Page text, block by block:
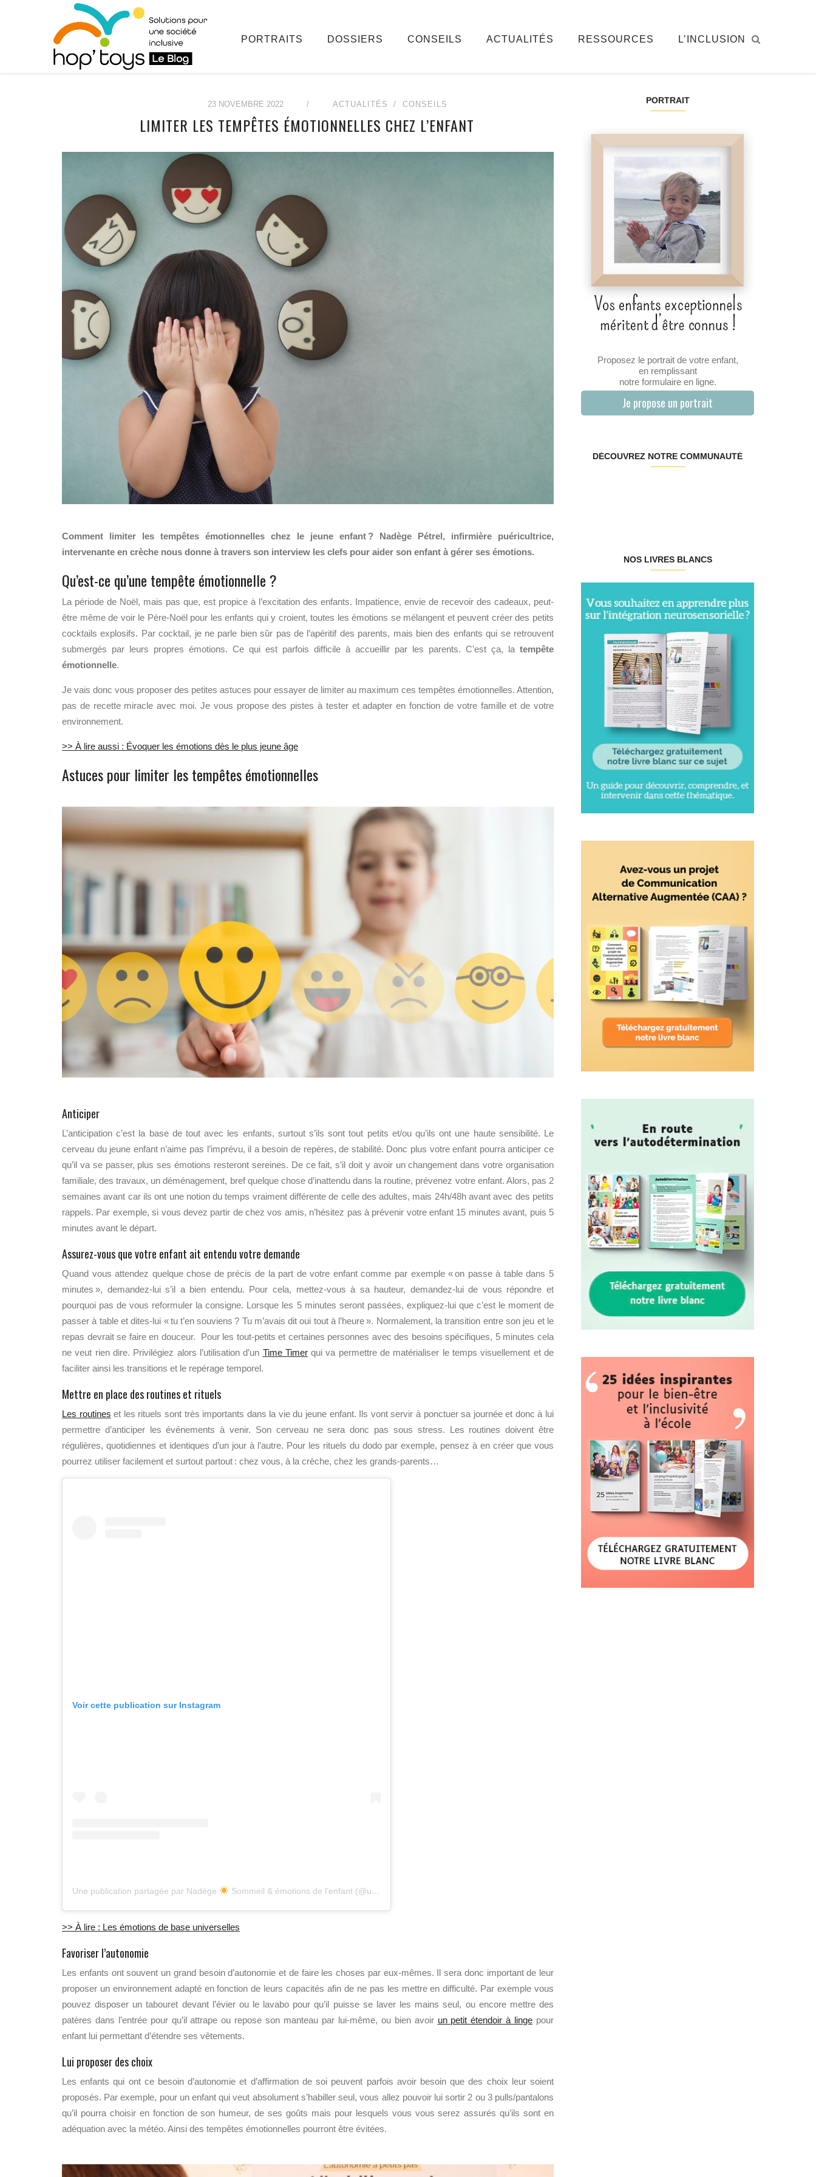
PORTRAITS DOSSIERS CONSEILS ACTUALITÉS RESSOURCES L’INCLUSION
23 NOVEMBRE 2022 / ACTUALITÉS CONSEILS
LIMITER LES TEMPÊTES ÉMOTIONNELLES CHEZ L’ENFANT
Comment limiter les tempêtes émotionnelles chez le jeune enfant ? Nadège Pétrel, infirmière puéricultrice,
intervenante en crèche nous donne à travers son interview les clefs pour aider son enfant à gérer ses émotions.
Qu’est-ce qu’une tempête émotionnelle ?
La période de Noël, mais pas que, est propice à l’excitation des enfants. Impatience, envie de recevoir des cadeaux, peut-
être même de voir le Père-Noël pour les enfants qui y croient, toutes les émotions se mélangent et peuvent créer des petits
cocktails explosifs. Par cocktail, je ne parle bien sûr pas de l’apéritif des parents, mais bien des enfants qui se retrouvent
submergés par leurs propres émotions. Ce qui est parfois difficile à accueillir par les parents. C’est ça, la tempête
émotionnelle.
Je vais donc vous proposer des petites astuces pour essayer de limiter au maximum ces tempêtes émotionnelles. Attention,
pas de recette miracle avec moi. Je vous propose des pistes à tester et adapter en fonction de votre famille et de votre
environnement.
>> À lire aussi : Évoquer les émotions dès le plus jeune âge
Astuces pour limiter les tempêtes émotionnelles
Anticiper
L’anticipation c’est la base de tout avec les enfants, surtout s’ils sont tout petits et/ou qu’ils ont une haute sensibilité. Le
cerveau du jeune enfant n’aime pas l’imprévu, il a besoin de repères, de stabilité. Donc plus votre enfant pourra anticiper ce
qu’il va se passer, plus ses émotions resteront sereines. De ce fait, s’il doit y avoir un changement dans votre organisation
familiale, des travaux, un déménagement, bref quelque chose d’inattendu dans la routine, prévenez votre enfant. Alors, pas 2
semaines avant car ils ont une notion du temps vraiment différente de celle des adultes, mais 24h/48h avant avec des petits
rappels. Par exemple, si vous devez partir de chez vos amis, n’hésitez pas à prévenir votre enfant 15 minutes avant, puis 5
minutes avant le départ.
Assurez-vous que votre enfant ait entendu votre demande
Quand vous attendez quelque chose de précis de la part de votre enfant comme par exemple « on passe à table dans 5
minutes », demandez-lui s’il a bien entendu. Pour cela, mettez-vous à sa hauteur, demandez-lui de vous répondre et
pourquoi pas de vous reformuler la consigne. Lorsque les 5 minutes seront passées, expliquez-lui que c’est le moment de
passer à table et dites-lui « tu t’en souviens ? Tu m’avais dit oui tout à l’heure ». Normalement, la transition entre son jeu et le
repas devrait se faire en douceur.
Pour les tout-petits et certaines personnes avec des besoins spécifiques, 5 minutes cela
ne veut rien dire. Privilégiez alors l’utilisation d’un Time Timerqui va permettre de matérialiser le temps visuellement et de
faciliter ainsi les transitions et le repérage temporel.
Mettre en place des routines et rituels
Les routines et les rituels sont très importants dans la vie du jeune enfant. Ils vont servir à ponctuer sa journée et donc à lui
permettre d’anticiper les événements à venir. Son cerveau ne sera donc pas sous stress. Les routines doivent être
régulières, quotidiennes et identiques d’un jour à l’autre. Pour les rituels du dodo par exemple, pensez à en créer que vous
pourrez utiliser facilement et surtout partout : chez vous, à la crèche, chez les grands-parents…
Voir cette publication sur Instagram
Une publication partagée par Nadège Sommeil & émotions de l’enfant (@unamouraunaturel)
>> À lire : Les émotions de base universelles
Favoriser l’autonomie
Les enfants ont souvent un grand besoin d’autonomie et de faire les choses par eux-mêmes. Il sera donc important de leur
proposer un environnement adapté en fonction de leurs capacités afin de ne pas les mettre en difficulté. Par exemple vous
pouvez disposer un tabouret devant l’évier ou le lavabo pour qu’il puisse se laver les mains seul, ou encore mettre des
patères dans l’entrée pour qu’il attrape ou repose son manteau par lui-même, ou bien avoir un petit étendoir à linge pour
enfant lui permettant d’étendre ses vêtements.
Lui proposer des choix
Les enfants qui ont ce besoin d’autonomie et d’affirmation de soi peuvent parfois avoir besoin que des choix leur soient
proposés. Par exemple, pour un enfant qui veut absolument s’habiller seul, vous allez pouvoir lui sortir 2 ou 3 pulls/pantalons
qu’il pourra choisir en fonction de son humeur, de ses goûts mais pour lesquels vous vous serez assurés qu’ils sont en
adéquation avec la météo. Ainsi des tempêtes émotionnelles pourront être évitées.
PORTRAIT
Proposez le portrait de votre enfant,
en remplissant
notre formulaire en ligne.
Je propose un portrait
DÉCOUVREZ NOTRE COMMUNAUTÉ
NOS LIVRES BLANCS